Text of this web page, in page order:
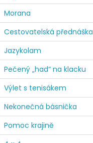
Morana
Cestovatelská přednáška
Jazykolam
Pečený „had“ na klacku
Výlet s tenisákem
Nekonečná básnička
Pomoc krajině